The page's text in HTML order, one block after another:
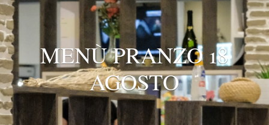
MENÙ PRANZO 18
AGOSTO